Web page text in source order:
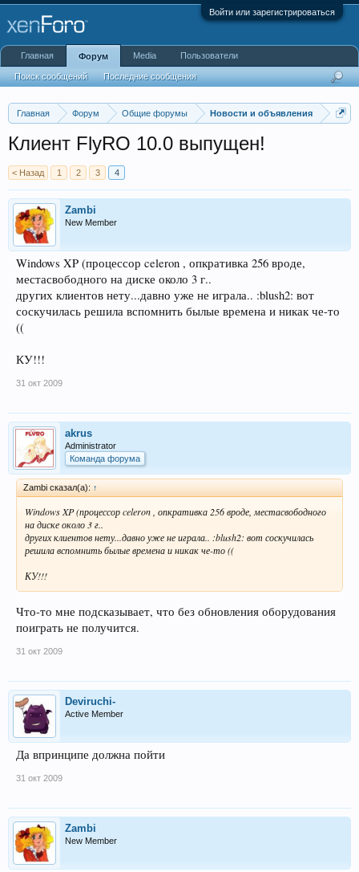
Войти или зарегистрироваться
Главная Форум Общие форумы Новости и объявления
Клиент FlyRO 10.0 выпущен!
< Назад 1 2 3 4
Zambi
New Member
Windows XP (процессор celeron , опкративка 256 вроде,
местасвободного на диске около 3 г..
других клиентов нету...давно уже не играла.. :blush2: вот
соскучилась решила вспомнить былые времена и никак че-то
((
КУ!!!
31 окт 2009
akrus
Administrator
Команда форума
Zambi сказал(а): ↑
Windows XP (процессор celeron , опкративка 256 вроде, местасвободного
на диске около 3 г..
других клиентов нету...давно уже не играла.. :blush2: вот соскучилась
решила вспомнить былые времена и никак че-то ((
КУ!!!
Что-то мне подсказывает, что без обновления оборудования
поиграть не получится.
31 окт 2009
Deviruchi-
Active Member
Да впринципе должна пойти
31 окт 2009
Zambi
New Member
Главная Форум
Поиск сообщений Последние сообщения
Media Пользователи